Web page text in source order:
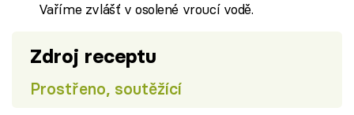
Vaříme zvlášť v osolené vroucí vodě.
Zdroj receptu
Prostřeno, soutěžící